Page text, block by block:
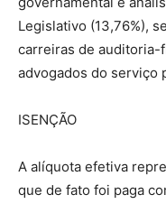
Legislativo (13,76%),
carreiras de auditoria-
advogados do serviço
ISENÇÃO
A alíquota efetiva
que de fato foi paga